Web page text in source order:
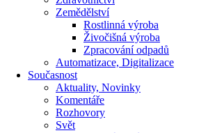
Zemědělství
Rostlinná výroba
Živočišná výroba
Zpracování odpadů
Automatizace, Digitalizace
Současnost
Aktuality, Novinky
Komentáře
Rozhovory
Svět